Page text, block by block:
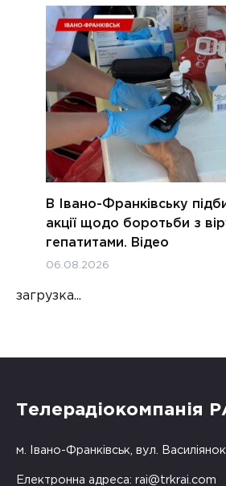
В Івано-Франківську
акції щодо боротьби з
гепатитами. Відео
06.08.2026
загрузка...
Телерадіокомпанія
м. Івано-Франківськ, вул.
Електронна адреса: rai@trkrai.com